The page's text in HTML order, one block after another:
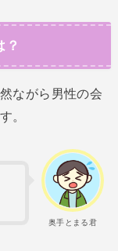
？
ながら男性の会
。
奥手とまる君